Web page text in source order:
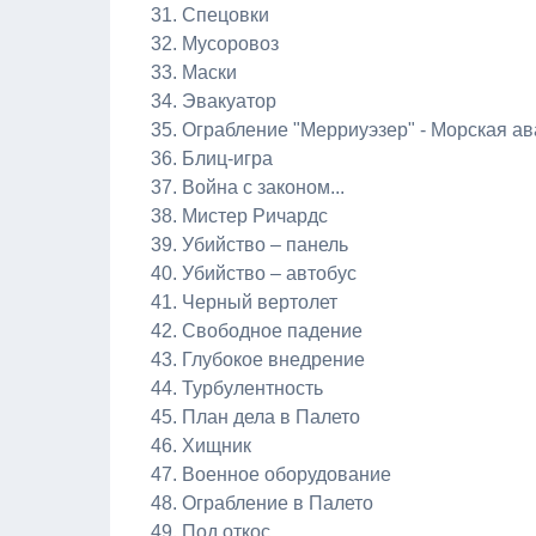
Спецовки
Мусоровоз
Маски
Эвакуатор
Ограбление "Мерриуэзер" - Морская
Блиц-игра
Война с законом...
Мистер Ричардс
Убийство – панель
Убийство – автобус
Черный вертолет
Свободное падение
Глубокое внедрение
Турбулентность
План дела в Палето
Хищник
Военное оборудование
Ограбление в Палето
Под откос